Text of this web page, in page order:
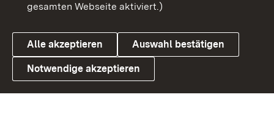
Link zum Landesportal
Datenschutz
Cookies
gesamten Webseite aktiviert.)
Alle akzeptieren Auswahl bestätigen
Notwendige akzeptieren